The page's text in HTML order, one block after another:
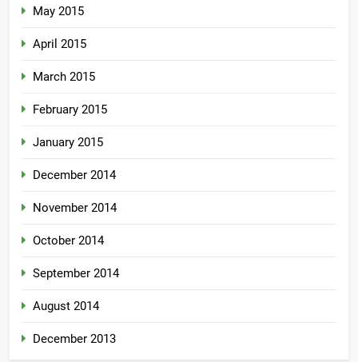
May 2015
April 2015
March 2015
February 2015
January 2015
December 2014
November 2014
October 2014
September 2014
August 2014
December 2013